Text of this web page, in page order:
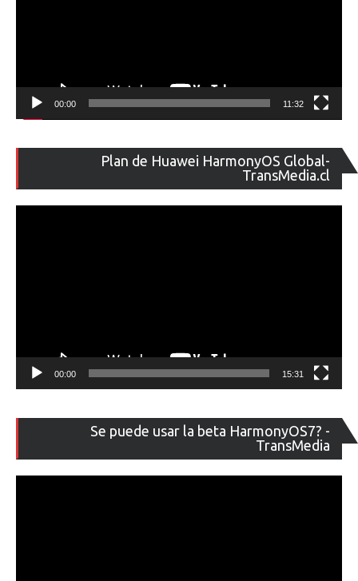
00:00 11:32
Plan de Huawei HarmonyOS Global-
TransMedia.cl
de
00:00 15:31
Se puede usar la beta HarmonyOS7? -
TransMedia
de